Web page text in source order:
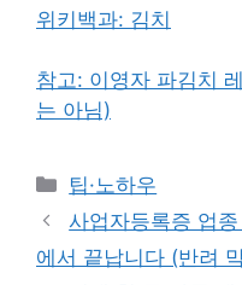
위키백과: 김치
참고: 이영자 파김치
는 아님)
Categories
팁·노하우
사업자등록증 업
에서 끝납니다 (반려